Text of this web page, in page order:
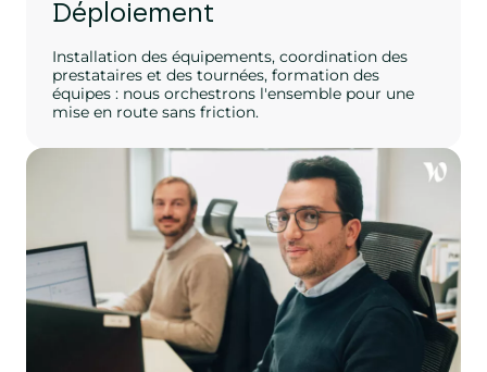
Déploiement
Installation des équipements, coordination des
prestataires et des tournées, formation des
équipes : nous orchestrons l'ensemble pour une
mise en route sans friction.